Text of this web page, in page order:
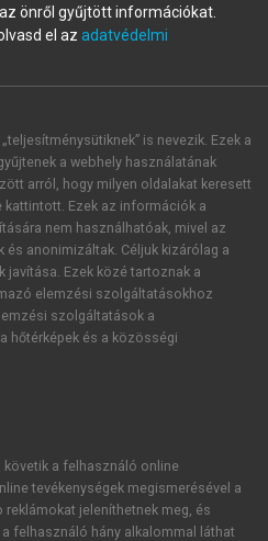
hozz létre új fiókot.
automatikusan
önről gyűjtött információkat.
el az adatvédelmi
is nevezik. Ezek a
a webhely használatának
arról, hogy milyen oldalakat keresett
kattintott. Ezek az információk a
nem használhatóak, mivel az
anonimizáltak. Céljuk kizárólag a
javítása. Ezek közé tartoznak a
elemzési szolgáltatásokhoz
szolgáltatások a
hőtérképek és a közösségi
követik a felhasználó online
tevékenységek megismerésével a
reklámokat jeleníthetnek meg, és
felhasználó hány alkalommal láthat